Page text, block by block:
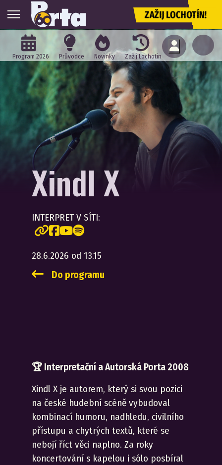
ZAŽIJ LOCHOTÍN!
Program 2026 Průvodce Novinky Zažij Lochotín
Xindl X
INTERPRET V SÍTI:
28.6.2026 od 13.15
Do programu
🏆 Interpretační a Autorská Porta 2008
Xindl X je autorem, který si svou pozici
na české hudební scéně vybudoval
kombinací humoru, nadhledu, civilního
přístupu a chytrých textů, které se
nebojí říct věci naplno. Za roky
koncertování s kapelou i sólo posbíral